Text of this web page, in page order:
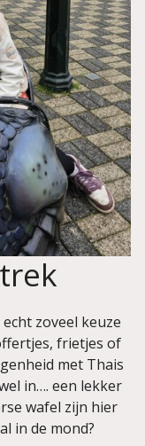
zoveel keuze
frietjes of
met Thais
in…. een lekker
wafel zijn hier
in de mond?